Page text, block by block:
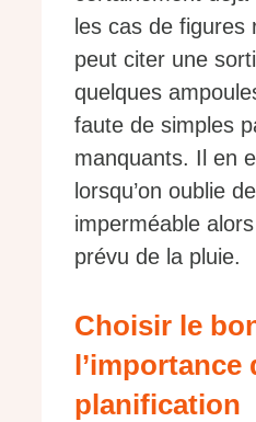
les cas de figures
peut citer une
quelques
faute de simples
manquants. Il en
lorsqu’on oublie
imperméable
prévu de la pluie.
Choisir le
l’importance
planification